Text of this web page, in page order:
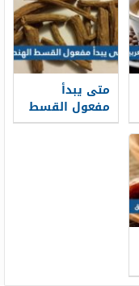
متى يبدأ
مفعول القسط
الهندي وما